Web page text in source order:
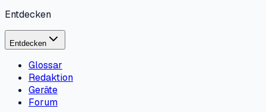
Entdecken
Entdecken
Glossar
Redaktion
Geräte
Forum